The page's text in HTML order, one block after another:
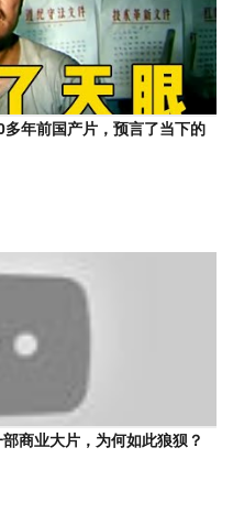
多年前国产片，预言了当下的
商业大片，为何如此狼狈？